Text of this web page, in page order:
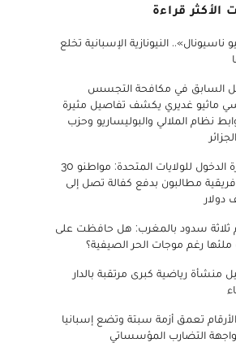
الأكثر قراءة
ناسيونال».. النيونازية الإسبانية تخلع
السابق في مكافحة التجسس
ماثيو غديري يكشف تفاصيل مثيرة
نظام الملالي والبوليساريو وحزب
تأشيرة الدخول للولايات المتحدة: مواطنو 30
مطالبون بدفع كفالة تصل إلى
سدود بالمغرب: هل حافظت على
رغم موجات الحر الصيفية؟
منشأة رياضية كبرى مرتقبة بالدار
تعمق أزمة سبتة وتضع إسبانيا
التضارب المؤسساتي